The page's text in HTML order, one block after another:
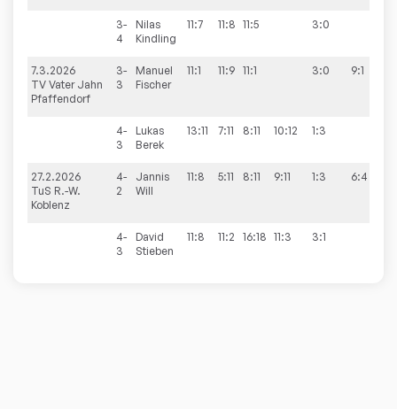
3-
4
Nilas
Kindling
11:7 11:8 11:5 3:0
7.3.2026
TV Vater Jahn
Pfaffendorf
3-
3
Manuel
Fischer
11:1 11:9 11:1 3:0 9:1
4-
3
Lukas
Berek
13:11 7:11 8:11 10:12 1:3
27.2.2026
TuS R.-W.
Koblenz
4-
2
Jannis
Will
11:8 5:11 8:11 9:11 1:3 6:4
4-
3
David
Stieben
11:8 11:2 16:18 11:3 3:1